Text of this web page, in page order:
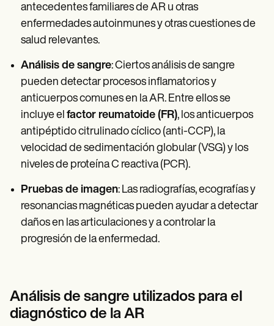
antecedentes familiares de AR u otras
enfermedades autoinmunes y otras cuestiones de
salud relevantes.
Análisis de sangre: Ciertos análisis de sangre
pueden detectar procesos inflamatorios y
anticuerpos comunes en la AR. Entre ellos se
incluye el factor reumatoide (FR), los anticuerpos
antipéptido citrulinado cíclico (anti-CCP), la
velocidad de sedimentación globular (VSG) y los
niveles de proteína C reactiva (PCR).
Pruebas de imagen: Las radiografías, ecografías y
resonancias magnéticas pueden ayudar a detectar
daños en las articulaciones y a controlar la
progresión de la enfermedad.
Análisis de sangre utilizados para el
diagnóstico de la AR